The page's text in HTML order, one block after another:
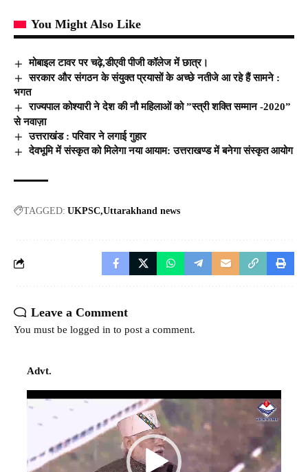
You Might Also Like
मोबाइल टावर पर चढ़े,डीएवी पीजी कॉलेज में छात्र।
सरकार और संगठन के संयुक्त प्रयासों के अच्छे नतीजे आ रहे हैं सामने :
भगत
राज्यपाल कोश्यारी ने देश की नौ महिलाओं को ”स्त्री शक्ति सम्मान -2020”
से नवाज़ा
उत्तराखंड : परिवार ने लगाई गुहार
देवभूमि में संस्कृत को मिलेगा नया आयाम: उत्तराखण्ड में बनेगा संस्कृत आयोग
TAGGED: UKPSC Uttarakhand news
Leave a Comment
You must be logged in to post a comment.
Advt.
Video